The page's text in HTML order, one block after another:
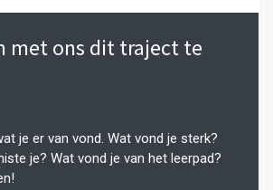
met ons dit traject te
je er van vond. Wat vond je sterk?
je? Wat vond je van het leerpad?